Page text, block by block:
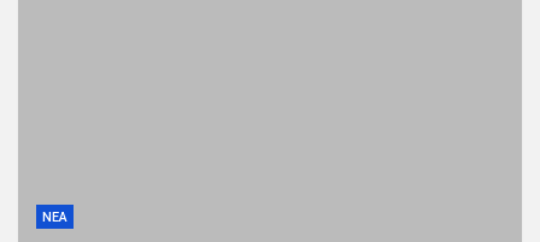
ΝΕΑ